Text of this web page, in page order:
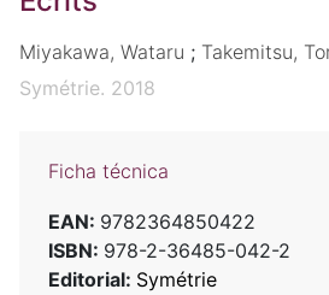
Miyakawa, Wataru ; Takemitsu,
Symétrie. 2018
Ficha técnica
EAN: 9782364850422
ISBN: 978-2-36485-042-2
Editorial: Symétrie